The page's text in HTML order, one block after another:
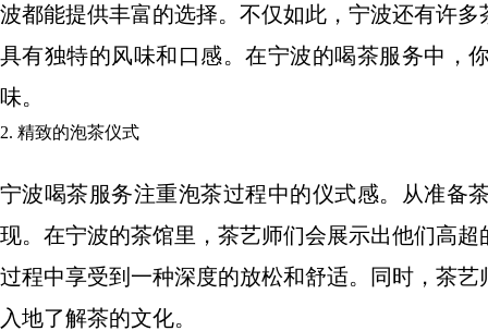
波都能提供丰富的选择。不仅如此，宁波还有许
具有独特的风味和口感。在宁波的喝茶服务中，
味。
2. 精致的泡茶仪式
宁波喝茶服务注重泡茶过程中的仪式感。从准备
现。在宁波的茶馆里，茶艺师们会展示出他们高
过程中享受到一种深度的放松和舒适。同时，茶
入地了解茶的文化。